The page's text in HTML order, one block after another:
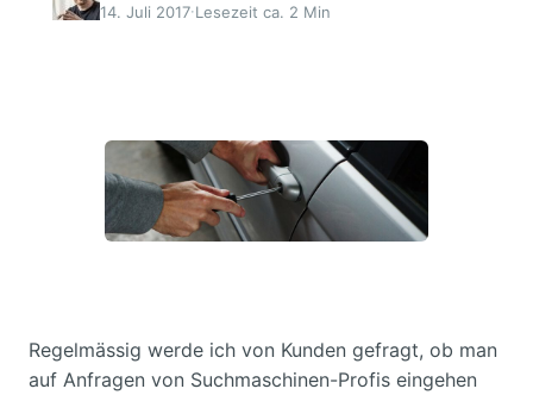
14. Juli 2017·Lesezeit ca. 2 Min
Regelmässig werde ich von Kunden gefragt, ob man
auf Anfragen von Suchmaschinen-Profis eingehen